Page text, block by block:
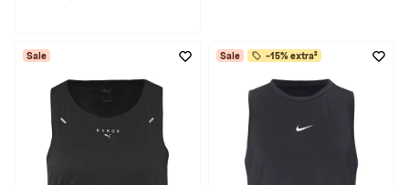
Sale Sale -15% extra²